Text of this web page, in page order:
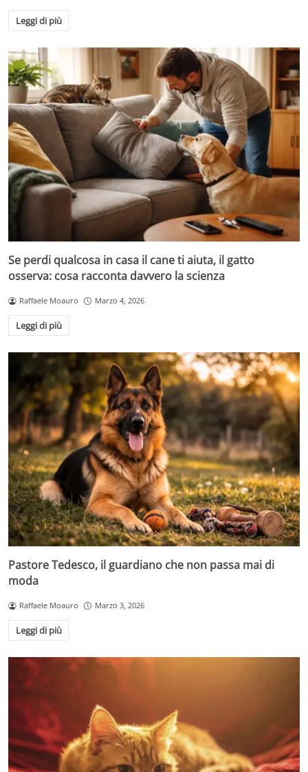
Leggi di più
Se perdi qualcosa in casa il cane ti aiuta, il gatto
osserva: cosa racconta davvero la scienza
Raffaele Moauro Marzo 4, 2026
Leggi di più
Pastore Tedesco, il guardiano che non passa mai di
moda
Raffaele Moauro Marzo 3, 2026
Leggi di più